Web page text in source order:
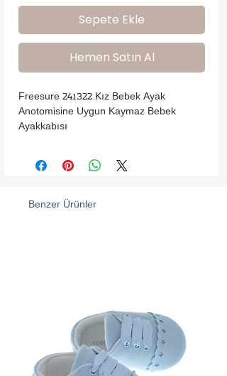
Sepete Ekle
Hemen Satın Al
Freesure 241322 Kız Bebek Ayak
Anotomisine Uygun Kaymaz Bebek
Ayakkabısı
Benzer Ürünler